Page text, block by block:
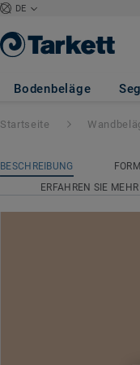
DE
Bodenbeläge
Startseite
BESCHREIBUNG
ERFAHREN SIE MEHR